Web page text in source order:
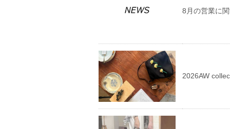
8月の営業に
2026AW